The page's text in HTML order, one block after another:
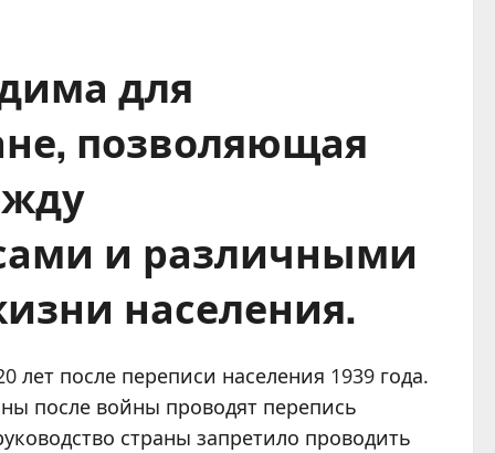
для
позволяющая
и различными
населения.
лет после переписи населения 1939 года.
после войны проводят перепись
страны запретило проводить